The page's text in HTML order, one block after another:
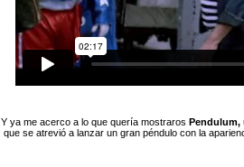
Y ya me acerco a lo que quería mostraros Pendulum,
que se atrevió a lanzar un gran péndulo con la